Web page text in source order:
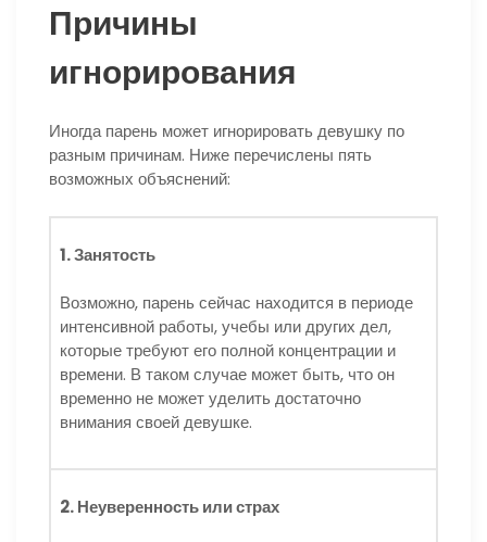
Причины
игнорирования
Иногда парень может игнорировать девушку по
разным причинам. Ниже перечислены пять
возможных объяснений:
1. Занятость
Возможно, парень сейчас находится в периоде
интенсивной работы, учебы или других дел,
которые требуют его полной концентрации и
времени. В таком случае может быть, что он
временно не может уделить достаточно
внимания своей девушке.
2. Неуверенность или страх